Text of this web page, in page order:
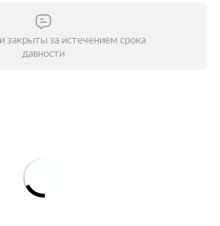
закрыты за истечением срока
давности